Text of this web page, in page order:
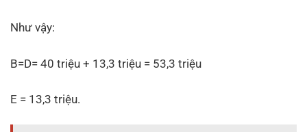
Như vậy:
B=D= 40 triệu + 13,3 triệu = 53,3 triệu
E = 13,3 triệu.